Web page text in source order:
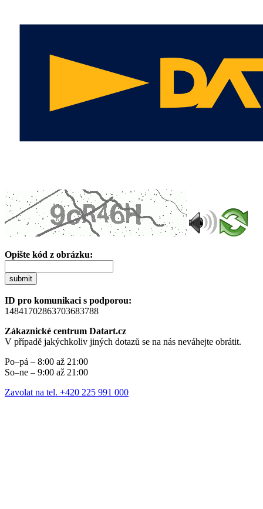
Opište kód z obrázku:
submit
ID pro komunikaci s podporou:
14841702863703683788
Zákaznické centrum Datart.cz
V případě jakýchkoliv jiných dotazů se na nás neváhejte obrátit.
Po–pá – 8:00 až 21:00
So–ne – 9:00 až 21:00
Zavolat na tel. +420 225 991 000